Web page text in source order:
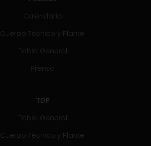
Calendario
Cuerpo Técnico y Plantel
Tabla General
Prensa
TDP
Tabla General
Cuerpo Técnico y Plantel